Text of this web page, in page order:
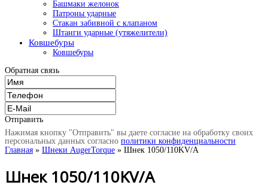
Башмаки желонок
Патроны ударные
Стакан забивной с клапаном
Штанги ударные (утяжелители)
Ковшебуры
Ковшебуры
Обратная связь
Отправить
Нажимая кнопку "Отправить" вы даете согласие на обработку своих
персональных данных согласно политики конфиденциальности
Главная » Шнеки AugerTorque » Шнек 1050/110KV/A
Шнек 1050/110KV/A